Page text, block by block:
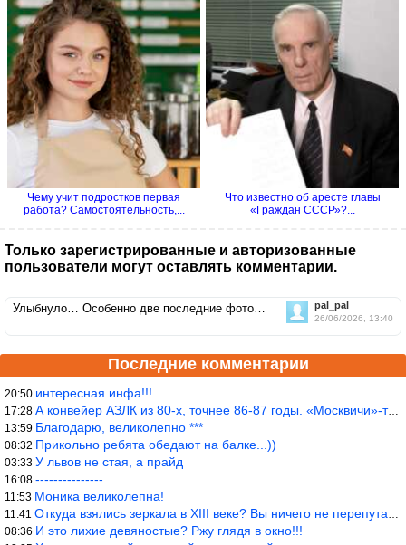
Чему учит подростков первая
работа? Самостоятельность,...
Что известно об аресте главы
«Граждан СССР»?...
Только зарегистрированные и авторизованные
пользователи могут оставлять комментарии.
pal_pal
26/06/2026, 13:40
Улыбнуло… Особенно две последние фото…
Последние комментарии
20:50 интересная инфа!!!
17:28 А конвейер АЗЛК из 80-х, точнее 86-87 годы. «Москвичи»-то из пер
13:59 Благодарю, великолепно ***
08:32 Прикольно ребята обедают на балке...))
03:33 У львов не стая, а прайд
16:08 ---------------
11:53 Моника великолепна!
11:41 Откуда взялись зеркала в XIII веке? Вы ничего не перепутали?
08:36 И это лихие девяностые? Ржу глядя в окно!!!